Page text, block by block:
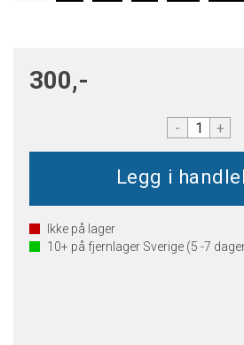
300,-
- +
Ikke på lager
10+ på fjernlager Sverige (5 -7